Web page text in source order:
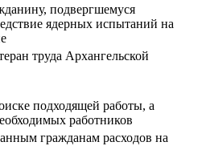
подвергшемуся
ядерных испытаний на
труда Архангельской
подходящей работы, а
работников
гражданам расходов на